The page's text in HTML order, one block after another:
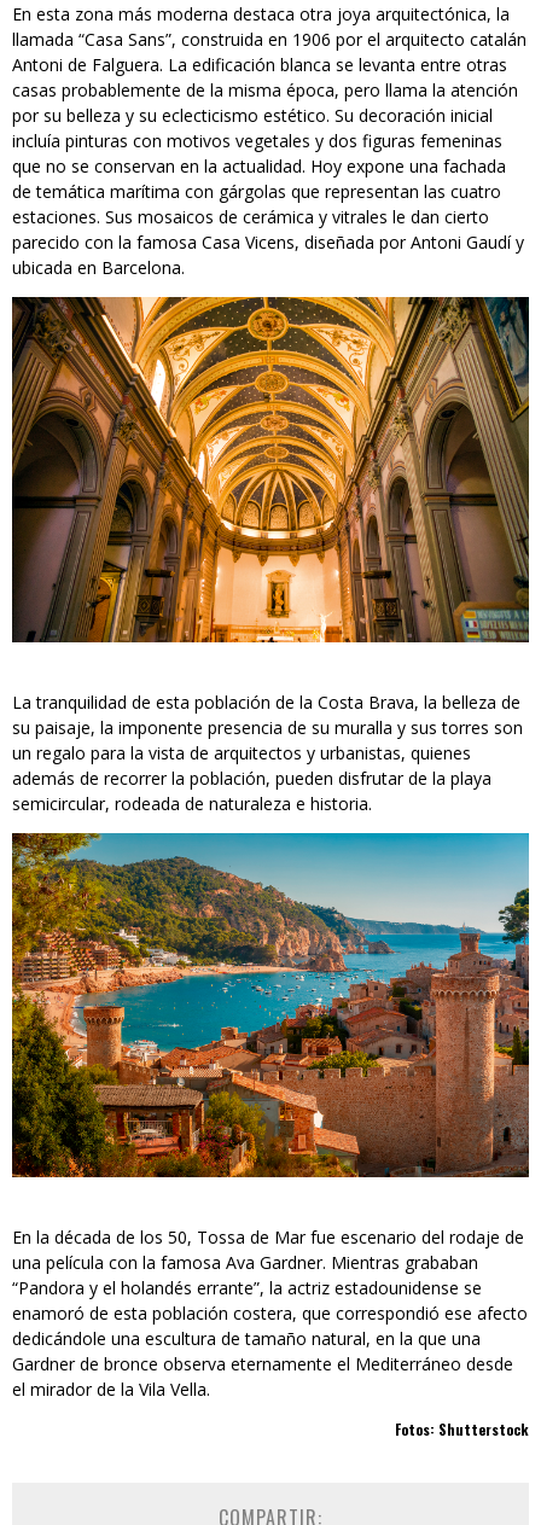
En esta zona más moderna destaca otra joya arquitectónica, la
llamada “Casa Sans”, construida en 1906 por el arquitecto catalán
Antoni de Falguera. La edificación blanca se levanta entre otras
casas probablemente de la misma época, pero llama la atención
por su belleza y su eclecticismo estético. Su decoración inicial
incluía pinturas con motivos vegetales y dos figuras femeninas
que no se conservan en la actualidad. Hoy expone una fachada
de temática marítima con gárgolas que representan las cuatro
estaciones. Sus mosaicos de cerámica y vitrales le dan cierto
parecido con la famosa Casa Vicens, diseñada por Antoni Gaudí y
ubicada en Barcelona.
La tranquilidad de esta población de la Costa Brava, la belleza de
su paisaje, la imponente presencia de su muralla y sus torres son
un regalo para la vista de arquitectos y urbanistas, quienes
además de recorrer la población, pueden disfrutar de la playa
semicircular, rodeada de naturaleza e historia.
En la década de los 50, Tossa de Mar fue escenario del rodaje de
una película con la famosa Ava Gardner. Mientras grababan
“Pandora y el holandés errante”, la actriz estadounidense se
enamoró de esta población costera, que correspondió ese afecto
dedicándole una escultura de tamaño natural, en la que una
Gardner de bronce observa eternamente el Mediterráneo desde
el mirador de la Vila Vella.
Fotos: Shutterstock
COMPARTIR: